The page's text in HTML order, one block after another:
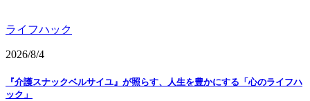
ライフハック
2026/8/4
『介護スナックベルサイユ』が照らす、人生を豊かにする「心のライフハ
ック」